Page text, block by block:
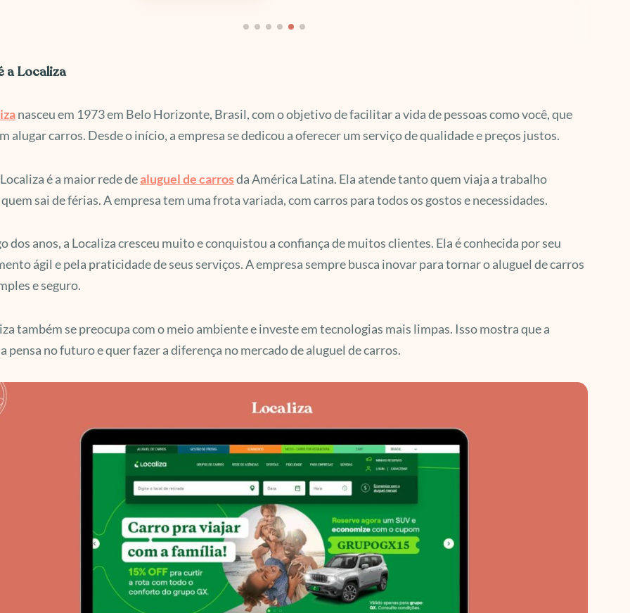
a Localiza
nasceu em 1973 em Belo Horizonte, Brasil, com o objetivo de facilitar a vida de pessoas como você, que
alugar carros. Desde o início, a empresa se dedicou a oferecer um serviço de qualidade e preços justos.
é a maior rede dealuguel de carrosda América Latina. Ela atende tanto quem viaja a trabalho
sai de férias. A empresa tem uma frota variada, com carros para todos os gostos e necessidades.
dos anos, a Localiza cresceu muito e conquistou a confiança de muitos clientes. Ela é conhecida por seu
ágil e pela praticidade de seus serviços. A empresa sempre busca inovar para tornar o aluguel de carros
e seguro.
também se preocupa com o meio ambiente e investe em tecnologias mais limpas. Isso mostra que a
pensa no futuro e quer fazer a diferença no mercado de aluguel de carros.